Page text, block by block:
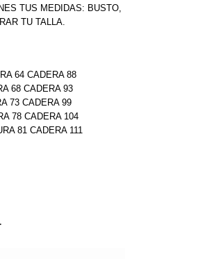
TUS MEDIDAS: BUSTO,
TU TALLA.
64 CADERA 88
68 CADERA 93
73 CADERA 99
78 CADERA 104
81 CADERA 111